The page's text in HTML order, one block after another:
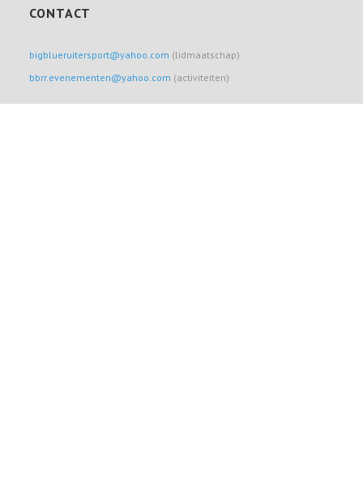
CONTACT
bigblueruitersport@yahoo.com (lidmaatschap)
bbrr.evenementen@yahoo.com (activiteiten)